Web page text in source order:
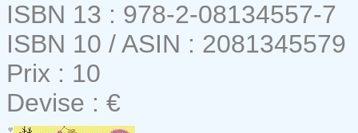
ISBN 13 : 978-2-08134557-7
ISBN 10 / ASIN : 2081345579
Prix : 10
Devise : €